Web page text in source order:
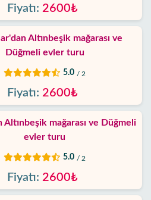
Fiyatı: 2600₺
Altınbeşik mağarası ve
Düğmeli evler turu
5.0 / 2
Fiyatı: 2600₺
mağarası ve Düğmeli
evler turu
5.0 / 2
Fiyatı: 2600₺